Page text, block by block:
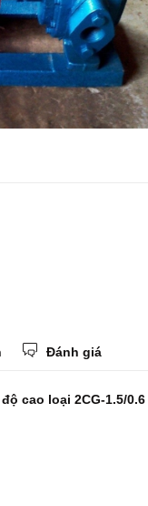
Đánh giá
cao loại 2CG-1.5/0.6